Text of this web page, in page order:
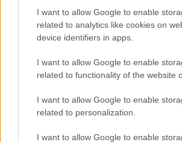
I want to allow Google to enable
related to analytics like cookies on
device identifiers in apps.
I want to allow Google to enable
related to functionality of the website
I want to allow Google to enable
related to personalization.
I want to allow Google to enable
Metodo nerd per testare
notebook con dati ripetibili
Andrea Conforti · 31 Lug 2026
RECENSIONI TECH